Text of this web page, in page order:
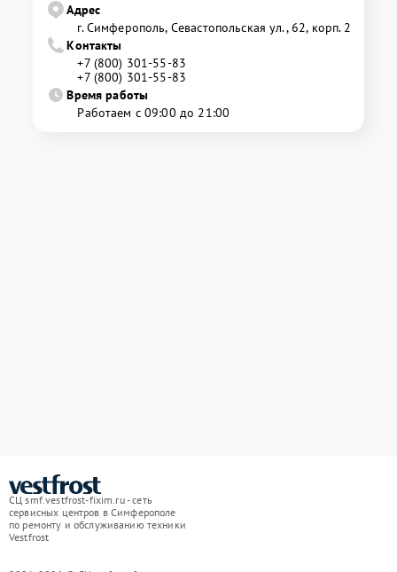
Адрес
г. Симферополь, Севастопольская ул., 62, корп. 2
Контакты
+7 (800) 301-55-83
+7 (800) 301-55-83
Время работы
Работаем с 09:00 до 21:00
СЦ smf.vestfrost-fixim.ru - сеть
сервисных центров в Симферополе
по ремонту и обслуживанию техники
Vestfrost